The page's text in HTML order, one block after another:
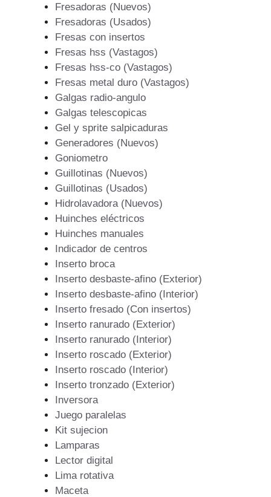
Fresadoras (Nuevos)
Fresadoras (Usados)
Fresas con insertos
Fresas hss (Vastagos)
Fresas hss-co (Vastagos)
Fresas metal duro (Vastagos)
Galgas radio-angulo
Galgas telescopicas
Gel y sprite salpicaduras
Generadores (Nuevos)
Goniometro
Guillotinas (Nuevos)
Guillotinas (Usados)
Hidrolavadora (Nuevos)
Huinches eléctricos
Huinches manuales
Indicador de centros
Inserto broca
Inserto desbaste-afino (Exterior)
Inserto desbaste-afino (Interior)
Inserto fresado (Con insertos)
Inserto ranurado (Exterior)
Inserto ranurado (Interior)
Inserto roscado (Exterior)
Inserto roscado (Interior)
Inserto tronzado (Exterior)
Inversora
Juego paralelas
Kit sujecion
Lamparas
Lector digital
Lima rotativa
Maceta